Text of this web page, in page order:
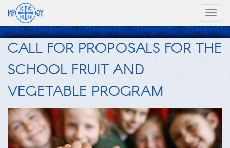
CALL FOR PROPOSALS FOR THE
SCHOOL FRUIT AND
VEGETABLE PROGRAM